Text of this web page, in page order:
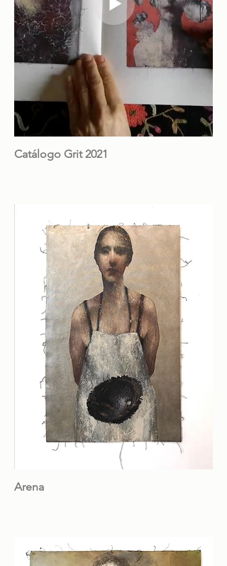
Catálogo Grit 2021
Arena